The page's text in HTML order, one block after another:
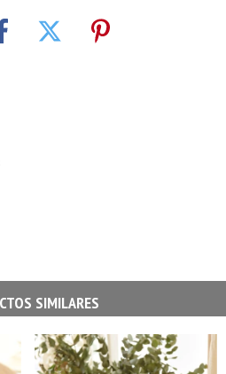
SIMILARES